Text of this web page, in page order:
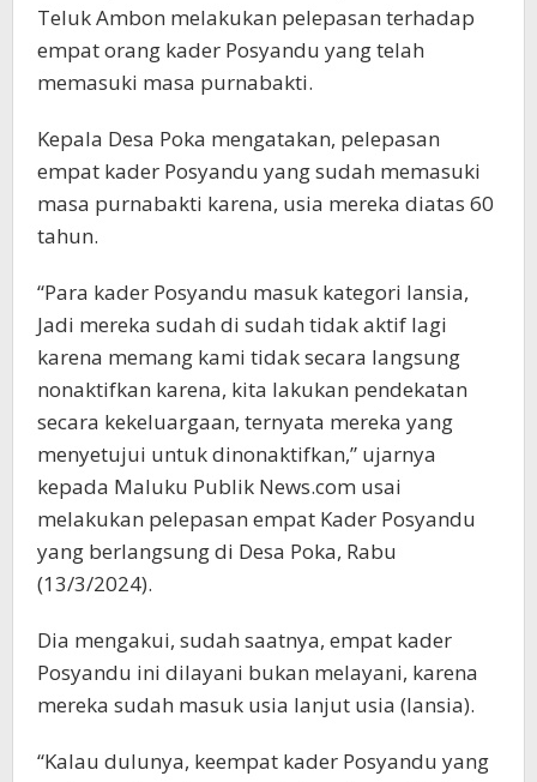
Teluk Ambon melakukan pelepasan terhadap
empat orang kader Posyandu yang telah
memasuki masa purnabakti.
Kepala Desa Poka mengatakan, pelepasan
empat kader Posyandu yang sudah memasuki
masa purnabakti karena, usia mereka diatas 60
tahun.
“Para kader Posyandu masuk kategori lansia,
Jadi mereka sudah di sudah tidak aktif lagi
karena memang kami tidak secara langsung
nonaktifkan karena, kita lakukan pendekatan
secara kekeluargaan, ternyata mereka yang
menyetujui untuk dinonaktifkan,” ujarnya
kepada Maluku Publik News.com usai
melakukan pelepasan empat Kader Posyandu
yang berlangsung di Desa Poka, Rabu
(13/3/2024).
Dia mengakui, sudah saatnya, empat kader
Posyandu ini dilayani bukan melayani, karena
mereka sudah masuk usia lanjut usia (lansia).
“Kalau dulunya, keempat kader Posyandu yang